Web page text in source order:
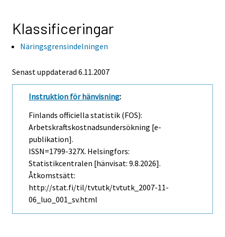
Klassificeringar
Näringsgrensindelningen
Senast uppdaterad 6.11.2007
Instruktion för hänvisning:
Finlands officiella statistik (FOS):
Arbetskraftskostnadsundersökning [e-
publikation].
ISSN=1799-327X. Helsingfors:
Statistikcentralen [hänvisat: 9.8.2026].
Åtkomstsätt:
http://stat.fi/til/tvtutk/tvtutk_2007-11-
06_luo_001_sv.html